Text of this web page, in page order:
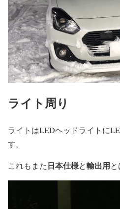
ライト周り
ライトはLEDヘッドライトに
す。
これもまた日本仕様と輸出用